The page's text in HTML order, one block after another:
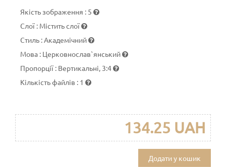
Якість зображення : 5
Слої : Містить слої
Стиль :Академічний
Мова : Церковнослав`янський
Пропорції : Вертикальні, 3:4
Кількість файлів : 1
134.25 UAH
Додати у кошик